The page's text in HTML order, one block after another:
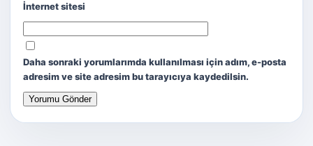
İnternet sitesi
Daha sonraki yorumlarımda kullanılması için adım, e-posta
adresim ve site adresim bu tarayıcıya kaydedilsin.